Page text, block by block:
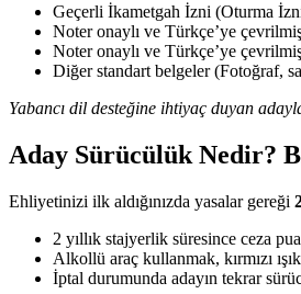
Geçerli İkametgah İzni (Oturma
Noter onaylı ve Türkçe’ye
Noter onaylı ve Türkçe’ye
Diğer standart belgeler (Fotoğraf,
Yabancı dil desteğine ihtiyaç duyan
Aday Sürücülük Nedir?
Ehliyetinizi ilk aldığınızda yasalar gereği
2 yıllık stajyerlik süresince ceza
Alkollü araç kullanmak, kırmızı
İptal durumunda adayın tekrar